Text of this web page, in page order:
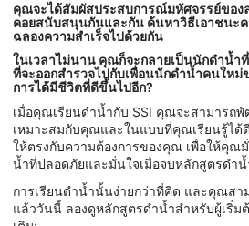
คุณจะได้สัมผัสประสบการณ์มหัศจรรย์ของ
คอยสนับสนุนกันและกัน ค้นหาวิธีเอาชนะ
ฉลองความสำเร็จไปด้วยกัน
ในเวลาไม่นาน คุณก็จะกลายเป็นนักดำน้ำ
ที่จะออกสำรวจไปกับเพื่อนนักดำน้ำคนใหม่
การได้มีชีวิตที่ดีขึ้นไปอีก?
เมื่อคุณเรียนดำน้ำกับ SSI คุณจะสามารถ
เหมาะสมกับคุณและในแบบที่คุณเรียนรู้ได้
ให้ตรงกับความต้องการของคุณ เพื่อให้คุณ
น้ำที่ปลอดภัยและมั่นใจเมื่อจบหลักสูตรดำน้
การเรียนดำน้ำนั้นง่ายกว่าที่คิด และคุณสา
แล้ววันนี้ ลองดูหลักสูตรดำน้ำสำหรับผู้เริ่มต้